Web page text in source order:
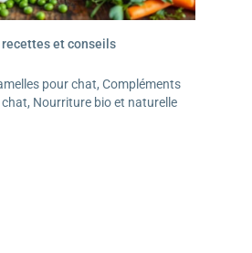
et conseils
pour chat, Compléments
, Nourriture bio et naturelle